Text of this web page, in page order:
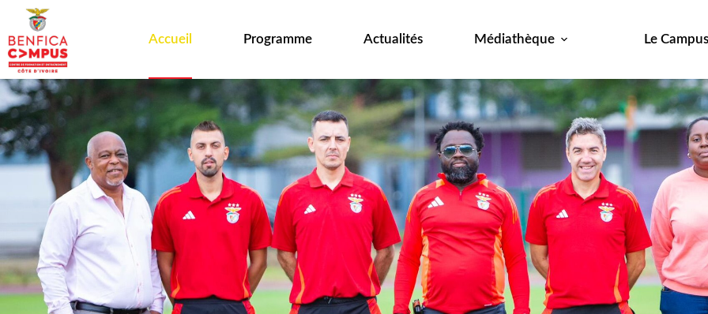
Accueil Programme Actualités Médiathèque Le Campus